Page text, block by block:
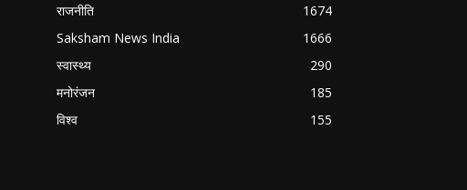
राजनीति
1674
Saksham News India
1666
स्वास्थ्य
290
मनोरंजन
185
विश्व
155